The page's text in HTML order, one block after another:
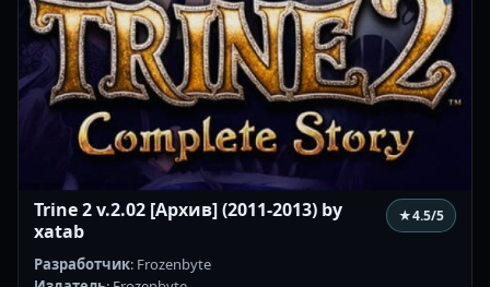
Trine 2 v.2.02 [Архив] (2011-2013) by
xatab
★4.5/5
Разработчик: Frozenbyte